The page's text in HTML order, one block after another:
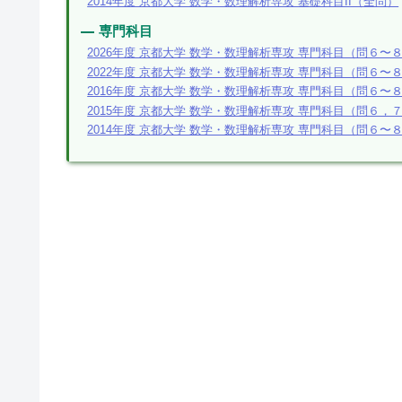
専門科目
2026年度 京都大学 数学・数理解析専攻 専門科目（問６〜８
2022年度 京都大学 数学・数理解析専攻 専門科目（問６〜８
2016年度 京都大学 数学・数理解析専攻 専門科目（問６〜８
2015年度 京都大学 数学・数理解析専攻 専門科目（問６，７
2014年度 京都大学 数学・数理解析専攻 専門科目（問６〜８